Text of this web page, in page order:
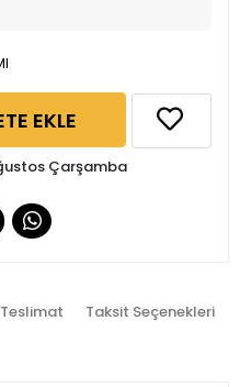
SEPETE EKLE
Çarşamba
Taksit Seçenekleri